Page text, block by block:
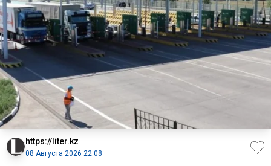
https://liter.kz
08 Августа 2026 22:08